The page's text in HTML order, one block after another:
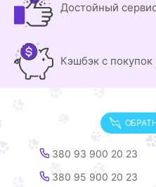
Достойный
Кэшбэк с покупок
380 93 900 20 23
380 95 900 20 23